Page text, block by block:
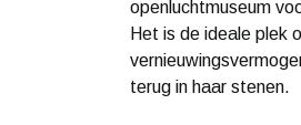
openluchtmuseum
Het is de ideale plek
terug in haar stenen.